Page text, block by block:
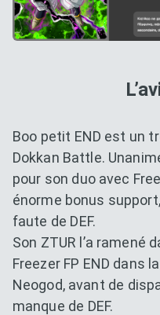
Boo petit END est un
Dokkan Battle.
pour son duo avec
énorme bonus
faute de DEF.
Son ZTUR l’a ramené
Freezer FP END dans
Neogod, avant de
manque de DEF.